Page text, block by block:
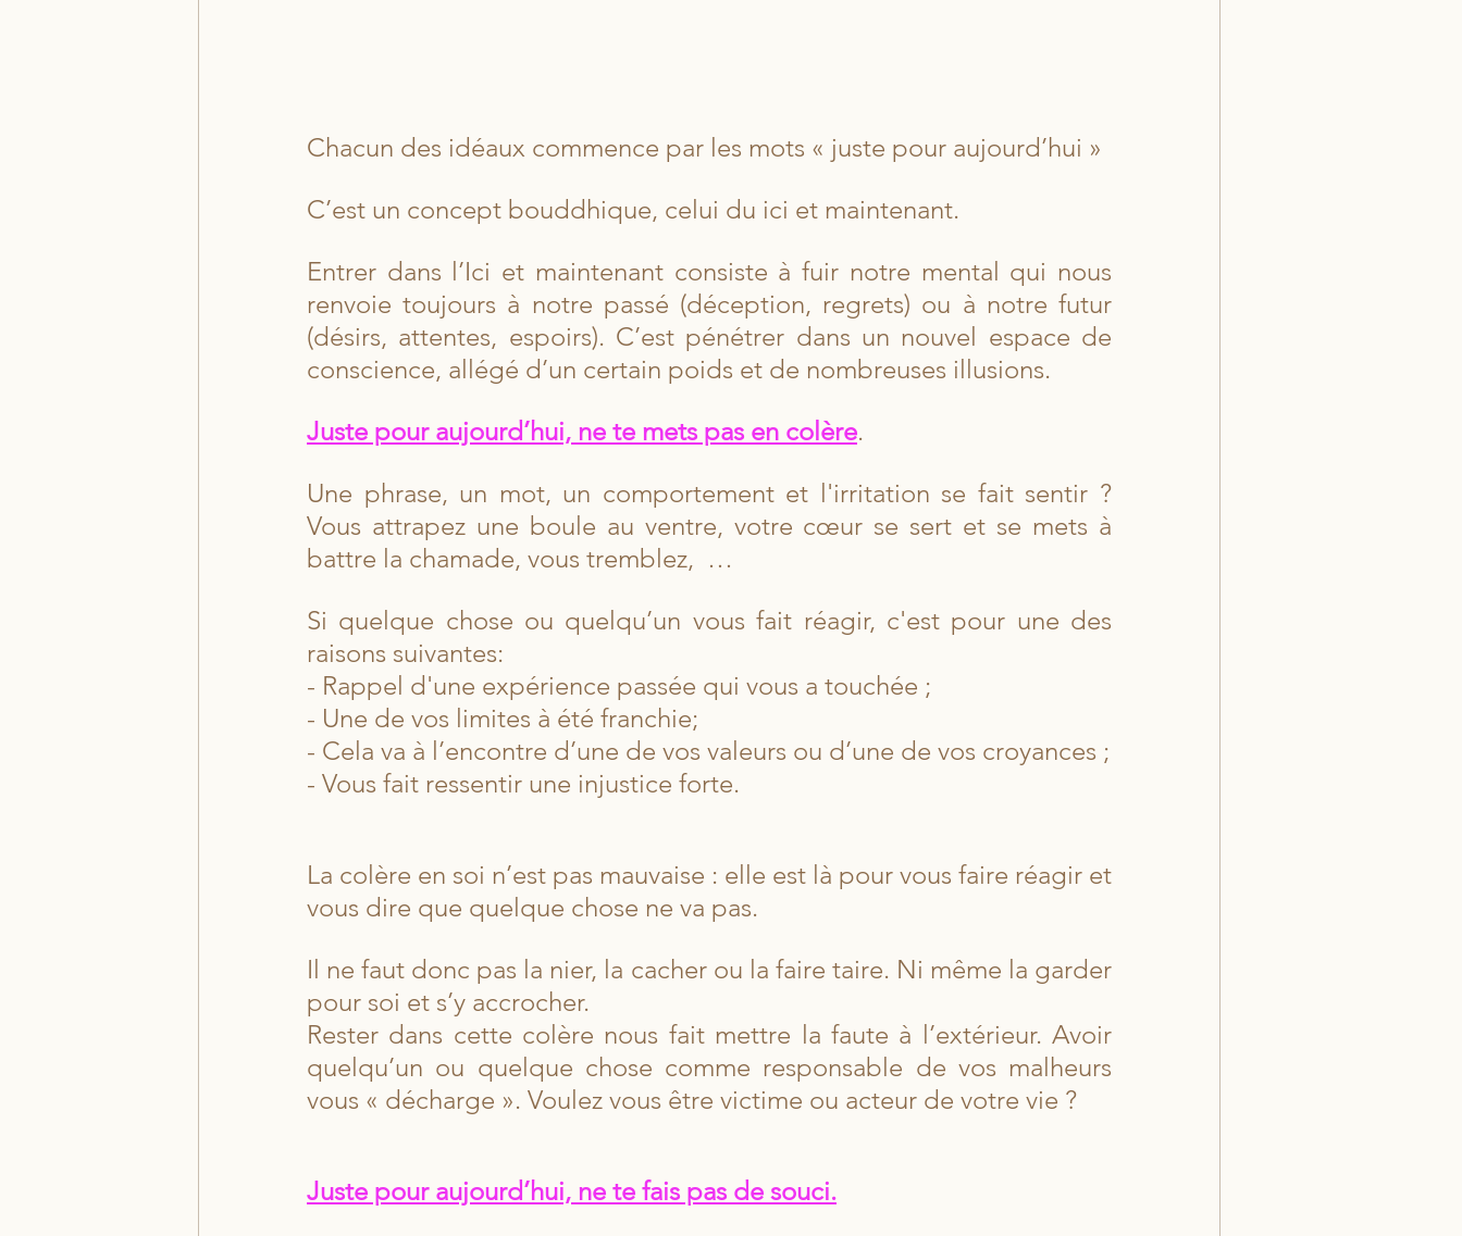
Chacun des idéaux commence par les mots « juste pour aujourd’hui »
C’est un concept bouddhique, celui du ici et maintenant.
Entrer dans l’Ici et maintenant consiste à fuir notre mental qui nous
renvoie toujours à notre passé (déception, regrets) ou à notre futur
(désirs, attentes, espoirs). C’est pénétrer dans un nouvel espace de
conscience, allégé d’un certain poids et de nombreuses illusions.
Juste pour aujourd’hui, ne te mets pas en colère.
Une phrase, un mot, un comportement et l'irritation se fait sentir ?
Vous attrapez une boule au ventre, votre cœur se sert et se mets à
battre la chamade, vous tremblez,  …
Si quelque chose ou quelqu’un vous fait réagir, c'est pour une des
raisons suivantes:
- Rappel d'une expérience passée qui vous a touchée ;
- Une de vos limites à été franchie;
- Cela va à l’encontre d’une de vos valeurs ou d’une de vos croyances ;
- Vous fait ressentir une injustice forte.
La colère en soi n’est pas mauvaise : elle est là pour vous faire réagir et
vous dire que quelque chose ne va pas.
Il ne faut donc pas la nier, la cacher ou la faire taire. Ni même la garder
pour soi et s’y accrocher.
Rester dans cette colère nous fait mettre la faute à l’extérieur. Avoir
quelqu’un ou quelque chose comme responsable de vos malheurs
vous « décharge ». Voulez vous être victime ou acteur de votre vie ?
Juste pour aujourd’hui, ne te fais pas de souci.